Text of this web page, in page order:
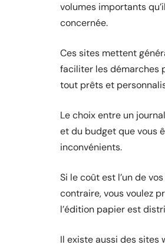
volumes importants
concernée.
Ces sites mettent
faciliter les démarches
tout prêts et
Le choix entre un
et du budget que vous
inconvénients.
Si le coût est l’un de
contraire, vous voulez
l’édition papier est
Il existe aussi des